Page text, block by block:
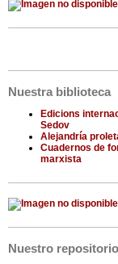
Nuestra biblioteca
Edicions
Sedov
Alejandría
Cuadernos de
marxista
Nuestro